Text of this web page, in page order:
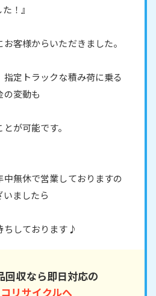
！』
客様からいただきました。
定トラックな積み荷に乗る
の変動も
が可能です。
中無休で営業しておりますの
ましたら
ちしております♪
回収なら即日対応の
リサイクルへ